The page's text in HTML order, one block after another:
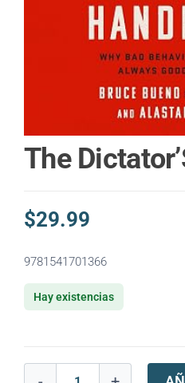
The
$29.99
9781541701366
Hay existencias